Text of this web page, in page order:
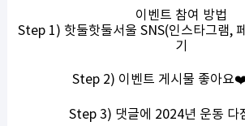
이벤트 참여 방법
Step 1) 핫둘핫둘서울 SNS(인스타그램,
기
Step 2) 이벤트 게시물 좋아요
Step 3) 댓글에 2024년 운동 다